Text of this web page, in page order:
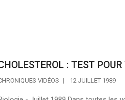
: TEST
VIDÉOS 12 JUILLET 1989